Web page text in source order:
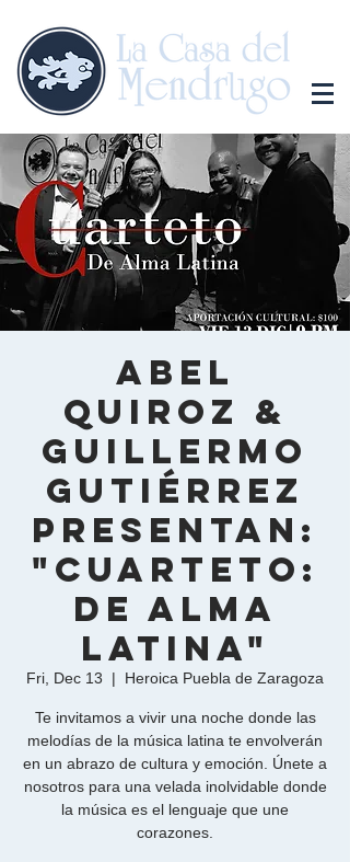
Abel
Quiroz &
Guillermo
Gutiérrez
presentan:
"Cuarteto:
de Alma
Latina"
Fri, Dec 13
  |
Heroica Puebla de Zaragoza
Te invitamos a vivir una noche donde las
melodías de la música latina te envolverán
en un abrazo de cultura y emoción. Únete a
nosotros para una velada inolvidable donde
la música es el lenguaje que une
corazones.